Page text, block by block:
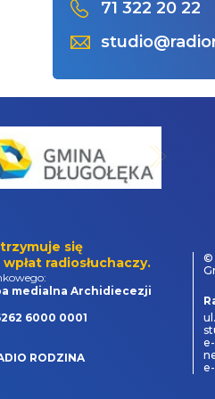
71 322 20 22
się
radiosłuchaczy.
medialna Archidiecezji
6000 0001
RODZINA
©